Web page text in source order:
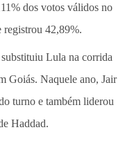
dos votos válidos no
registrou 42,89%.
Lula na corrida
Goiás. Naquele ano, Jair
turno e também liderou
Haddad.